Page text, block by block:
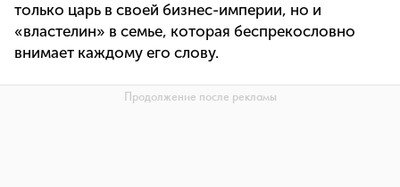
только царь в своей бизнес-империи, но и
«властелин» в семье, которая беспрекословно
внимает каждому его слову.